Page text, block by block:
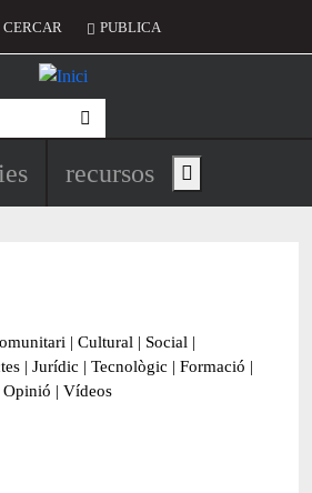
del compte d'usuari
CERCAR PUBLICA
principal de
recursos Show main menu
| Cultural | Social |
| Jurídic | Tecnològic | Formació |
Opinió | Vídeos